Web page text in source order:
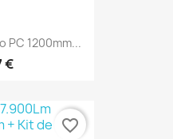
PC 1200mm...
€
favorite_border